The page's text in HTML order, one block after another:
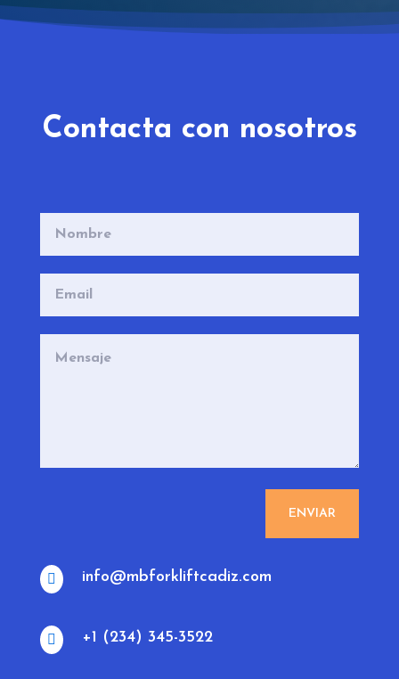
Contacta con nosotros
ENVIAR
 info@mbforkliftcadiz.com
 +1 (234) 345-3522